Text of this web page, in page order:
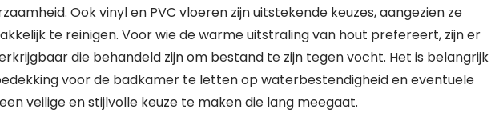
Ook vinyl en PVC vloeren zijn uitstekende keuzes, aangezien ze
te reinigen. Voor wie de warme uitstraling van hout prefereert, zijn er
die behandeld zijn om bestand te zijn tegen vocht. Het is belangrijk
voor de badkamer te letten op waterbestendigheid en eventuele
veilige en stijlvolle keuze te maken die lang meegaat.